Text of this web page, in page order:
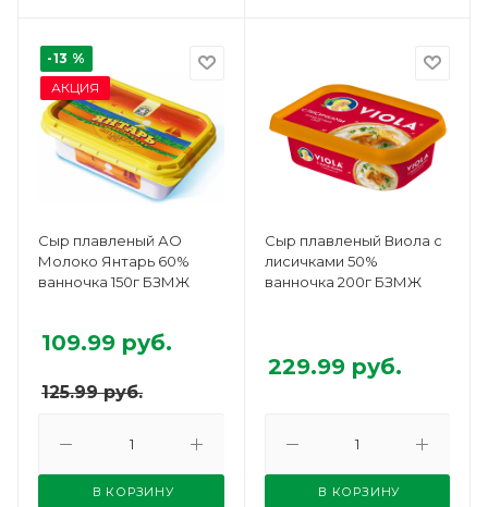
-13 %
АКЦИЯ
Сыр плавленый АО
Молоко Янтарь 60%
ванночка 150г БЗМЖ
125.99руб.
109.99 руб.
В КОРЗИНУ
Сыр плавленый Виола с
лисичками 50%
ванночка 200г БЗМЖ
229.99руб.
В КОРЗИНУ